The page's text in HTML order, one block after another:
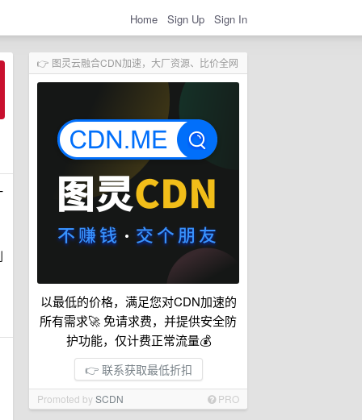
Home Sign Up Sign In
👉 图灵云融合CDN加速，大厂资源、比价全网
以最低的价格，满足您对CDN加速的
所有需求🚀 免请求费，并提供安全防
护功能，仅计费正常流量💰
👉 联系获取最低折扣
Promoted bySCDN PRO